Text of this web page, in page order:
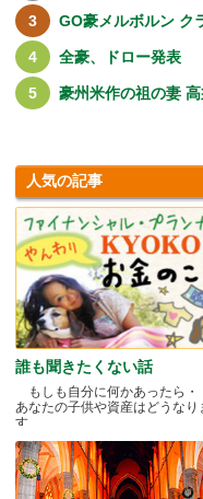
GO豪メルボルン ク
全豪、ドロー発表
豪州米作の祖の妻
人気の記事
誰も聞きたくない話
もしも自分に何かあったら・
あなたの子供や資産はどうなり
す.....